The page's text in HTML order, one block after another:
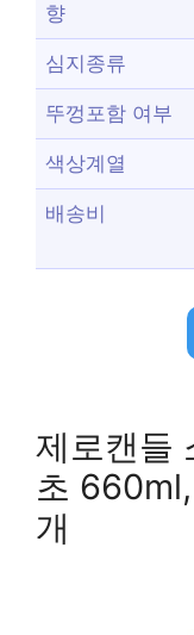
향
심지종류
뚜껑포함 여부
색상계열
배송비
제로캔들
초
개